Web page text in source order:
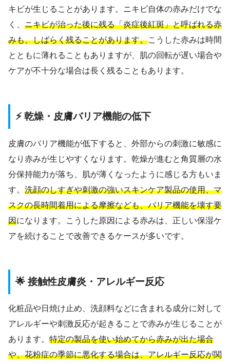
キビが生じることがあります。ニキビ自体の赤みだけでな
く、 ニキビが治った後に残る「炎症後紅斑」と呼ばれる赤
みも、しばらく残ることがあります。こうした赤みは時間
とともに薄れることもありますが、肌の回転が遅い場合や
ケアが不十分な場合は長く残ることもあります。
⚡ 乾燥・皮膚バリア機能の低下
皮膚のバリア機能が低下すると、外部からの刺激に敏感に
なり赤みが生じやすくなります。乾燥が進むと角質層の水
分保持能力が落ち、肌が薄くなったように感じる方もいま
す。 洗顔のしすぎや刺激の強いスキンケア製品の使用、マ
スクの長時間着用による摩擦なども、バリア機能を壊す要
因になります。こうした原因による赤みは、正しい保湿ケ
アを続けることで改善できるケースが多いです。
🌟 接触性皮膚炎・アレルギー反応
化粧品や日焼け止め、洗顔料などに含まれる成分に対して
アレルギーや刺激反応が起きることで赤みが生じることが
あります。 特定の製品を使い始めてから赤みが出た場合
や、花粉症の季節に悪化する場合は、アレルギー反応が関